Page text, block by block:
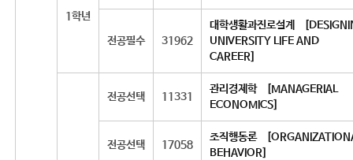
1학년
전공필수 31962
대학생활과진로설계
UNIVERSITY LIFE AND
CAREER]
전공선택 11331
관리경제학 [MANAGERIAL
ECONOMICS]
전공선택 17058
조직행동론
BEHAVIOR]